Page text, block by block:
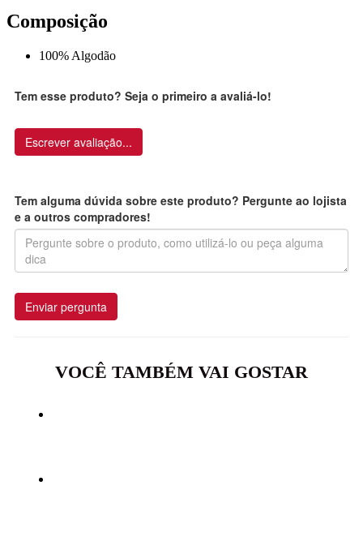
Composição
100% Algodão
Tem esse produto? Seja o primeiro a avaliá-lo!
Escrever avaliação...
Tem alguma dúvida sobre este produto? Pergunte ao lojista
e a outros compradores!
Enviar pergunta
VOCÊ TAMBÉM VAI GOSTAR